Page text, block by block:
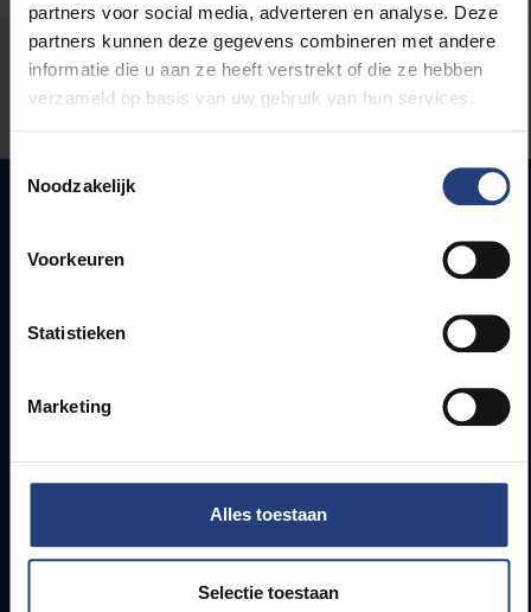
partners voor social media, adverteren en analyse. Deze
partners kunnen deze gegevens combineren met andere
informatie die u aan ze heeft verstrekt of die ze hebben
verzameld op basis van uw gebruik van hun services.
Toestemmingsselectie
Noodzakelijk
Voorkeuren
Statistieken
Marketing
Alles toestaan
Selectie toestaan
Stond er een fout op deze pagina?
Laat het ons weten
Snel naar
Jobs
Bereikbaarheid
Campusfaciliteiten